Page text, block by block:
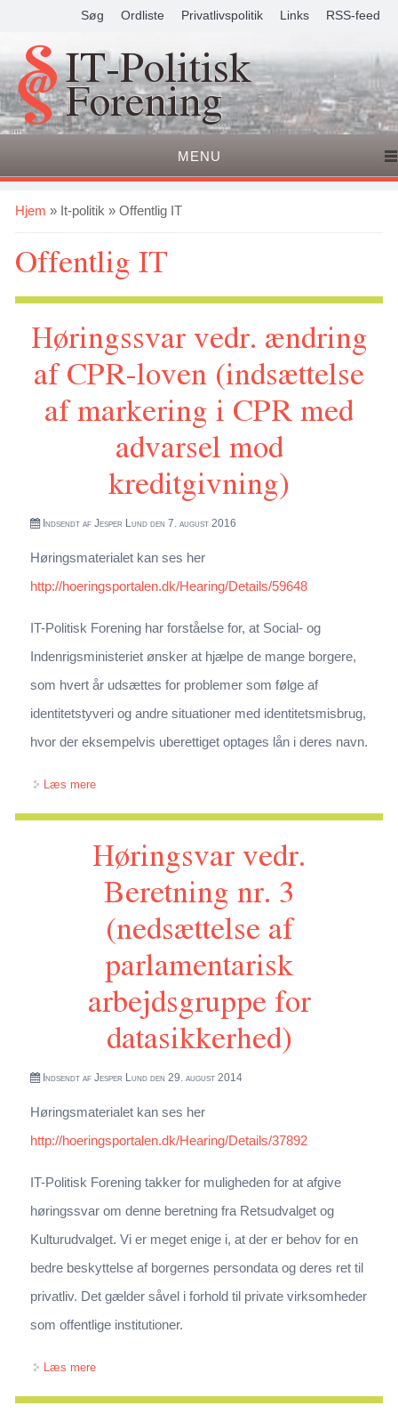
Søg Ordliste Privatlivspolitik Links RSS-feed
IT-Politisk
Forening
MENU
Du er her
Hjem » It-politik » Offentlig IT
Offentlig IT
Høringssvar vedr. ændring
af CPR-loven (indsættelse
af markering i CPR med
advarsel mod
kreditgivning)
Indsendt af Jesper Lundden 7. august 2016
Høringsmaterialet kan ses her
http://hoeringsportalen.dk/Hearing/Details/59648
IT-Politisk Forening har forståelse for, at Social- og
Indenrigsministeriet ønsker at hjælpe de mange borgere,
som hvert år udsættes for problemer som følge af
identitetstyveri og andre situationer med identitetsmisbrug,
hvor der eksempelvis uberettiget optages lån i deres navn.
Læs mereom Høringssvar vedr. ændring af CPR-loven (indsættelse
af markering i CPR med advarsel mod kreditgivning)
Høringsvar vedr.
Beretning nr. 3
(nedsættelse af
parlamentarisk
arbejdsgruppe for
datasikkerhed)
Indsendt af Jesper Lundden 29. august 2014
Høringsmaterialet kan ses her
http://hoeringsportalen.dk/Hearing/Details/37892
IT-Politisk Forening takker for muligheden for at afgive
høringssvar om denne beretning fra Retsudvalget og
Kulturudvalget. Vi er meget enige i, at der er behov for en
bedre beskyttelse af borgernes persondata og deres ret til
privatliv. Det gælder såvel i forhold til private virksomheder
som offentlige institutioner.
Læs mereom Høringsvar vedr. Beretning nr. 3 (nedsættelse af
parlamentarisk arbejdsgruppe for datasikkerhed)